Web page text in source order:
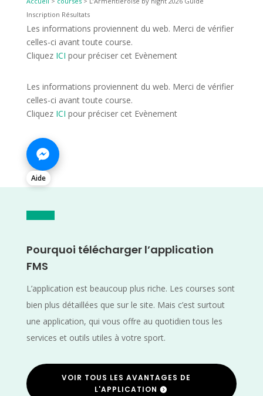
Inscription Résultats
Les informations proviennent du web. Merci de vérifier
celles-ci avant toute course.
Cliquez ICI pour préciser cet Evènement
Les informations proviennent du web. Merci de vérifier
celles-ci avant toute course.
Cliquez ICI pour préciser cet Evènement
Aide
Pourquoi télécharger l’application
FMS
L’application est beaucoup plus riche. Les courses sont
bien plus détaillées que sur le site. Mais c’est surtout
une application, qui vous offre au quotidien tous les
services et outils utiles à votre sport.
VOIR TOUS LES AVANTAGES DE
L'APPLICATION